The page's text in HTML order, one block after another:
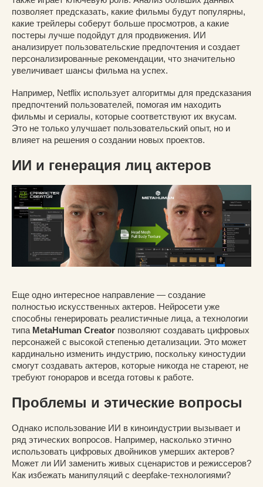
позволяет предсказать, какие фильмы будут популярны,
какие трейлеры соберут больше просмотров, а какие
постеры лучше подойдут для продвижения. ИИ
анализирует пользовательские предпочтения и создает
персонализированные рекомендации, что значительно
увеличивает шансы фильма на успех.
Например, Netflix использует алгоритмы для предсказания
предпочтений пользователей, помогая им находить
фильмы и сериалы, которые соответствуют их вкусам.
Это не только улучшает пользовательский опыт, но и
влияет на решения о создании новых проектов.
ИИ и генерация лиц актеров
Еще одно интересное направление — создание
полностью искусственных актеров. Нейросети уже
способны генерировать реалистичные лица, а технологии
типа MetaHuman Creator позволяют создавать цифровых
персонажей с высокой степенью детализации. Это может
кардинально изменить индустрию, поскольку киностудии
смогут создавать актеров, которые никогда не стареют, не
требуют гонораров и всегда готовы к работе.
Проблемы и этические вопросы
Однако использование ИИ в киноиндустрии вызывает и
ряд этических вопросов. Например, насколько этично
использовать цифровых двойников умерших актеров?
Может ли ИИ заменить живых сценаристов и режиссеров?
Как избежать манипуляций с deepfake-технологиями?